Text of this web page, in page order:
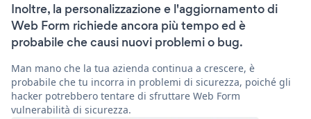
Inoltre, la personalizzazione e l'aggiornamento di
Web Form richiede ancora più tempo ed è
probabile che causi nuovi problemi o bug.
Man mano che la tua azienda continua a crescere, è
probabile che tu incorra in problemi di sicurezza, poiché gli
hacker potrebbero tentare di sfruttare Web Form
vulnerabilità di sicurezza.